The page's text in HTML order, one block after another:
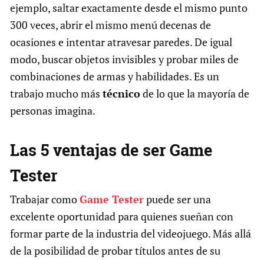
ejemplo, saltar exactamente desde el mismo punto
300 veces, abrir el mismo menú decenas de
ocasiones e intentar atravesar paredes. De igual
modo, buscar objetos invisibles y probar miles de
combinaciones de armas y habilidades. Es un
trabajo mucho más técnicode lo que la mayoría de
personas imagina.
Las 5 ventajas de ser Game
Tester
Trabajar comoGame Testerpuede ser una
excelente oportunidad para quienes sueñan con
formar parte de la industria del videojuego. Más allá
de la posibilidad de probar títulos antes de su